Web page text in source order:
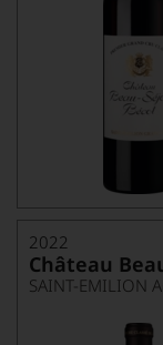
2022
Château
SAINT-EMILION